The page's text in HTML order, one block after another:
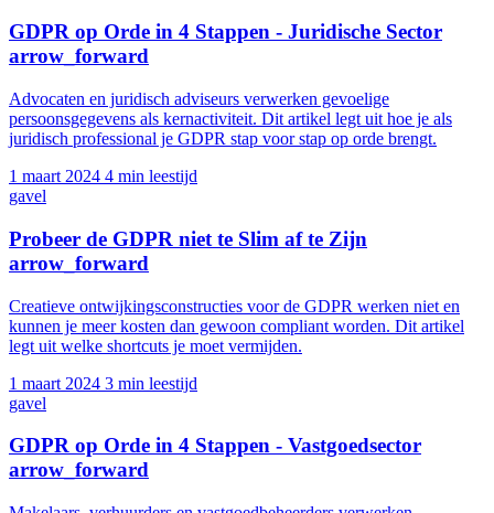
GDPR op Orde in 4 Stappen - Juridische Sector
arrow_forward
Advocaten en juridisch adviseurs verwerken gevoelige
persoonsgegevens als kernactiviteit. Dit artikel legt uit hoe je als
juridisch professional je GDPR stap voor stap op orde brengt.
1 maart 2024 4 min leestijd
gavel
Probeer de GDPR niet te Slim af te Zijn
arrow_forward
Creatieve ontwijkingsconstructies voor de GDPR werken niet en
kunnen je meer kosten dan gewoon compliant worden. Dit artikel
legt uit welke shortcuts je moet vermijden.
1 maart 2024 3 min leestijd
gavel
GDPR op Orde in 4 Stappen - Vastgoedsector
arrow_forward